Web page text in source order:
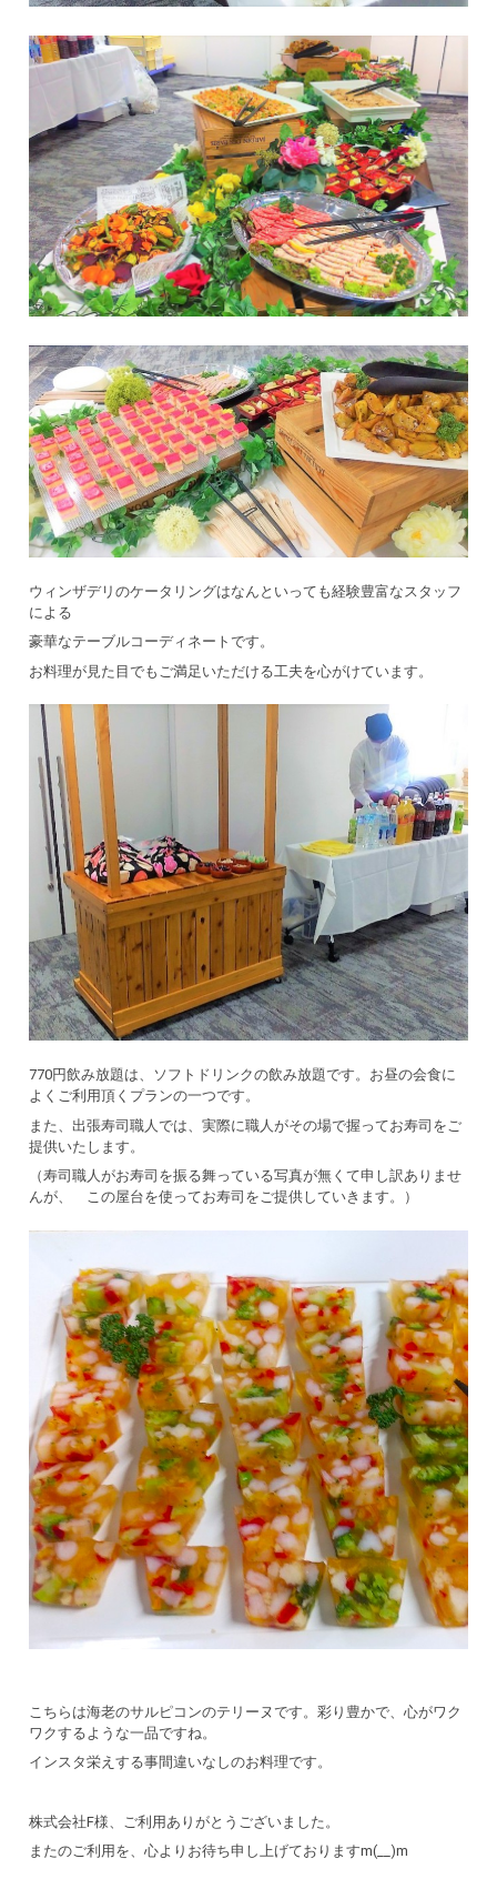
ウィンザデリのケータリングはなんといっても経験豊富なスタッフ
による
豪華なテーブルコーディネートです。
お料理が見た目でもご満足いただける工夫を心がけています。
770円飲み放題は、ソフトドリンクの飲み放題です。お昼の会食に
よくご利用頂くプランの一つです。
また、出張寿司職人では、実際に職人がその場で握ってお寿司をご
提供いたします。
（寿司職人がお寿司を振る舞っている写真が無くて申し訳ありませ
んが、 この屋台を使ってお寿司をご提供していきます。）
こちらは海老のサルピコンのテリーヌです。彩り豊かで、心がワク
ワクするような一品ですね。
インスタ栄えする事間違いなしのお料理です。
株式会社F様、ご利用ありがとうございました。
またのご利用を、心よりお待ち申し上げておりますm(__)m